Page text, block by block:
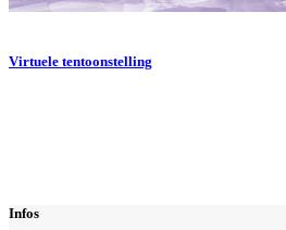
Virtuele tentoonstelling
Infos